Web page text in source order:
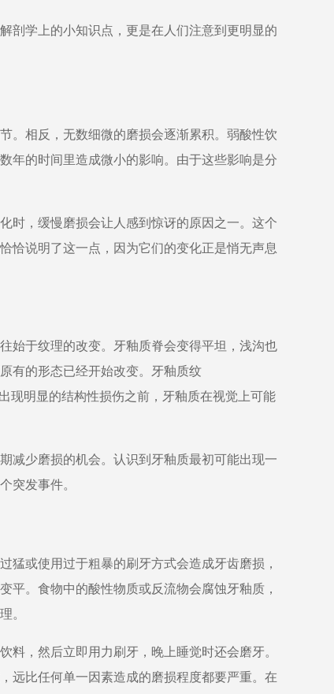
剖学上的小知识点，更是在人们注意到更明显的
。相反，无数细微的磨损会逐渐累积。弱酸性饮
年的时间里造成微小的影响。由于这些影响是分
时，缓慢磨损会让人感到惊讶的原因之一。这个
恰说明了这一点，因为它们的变化正是悄无声息
始于纹理的改变。牙釉质脊会变得平坦，浅沟也
有的形态已经开始改变。牙釉质纹
现明显的结构性损伤之前，牙釉质在视觉上可能
减少磨损的机会。认识到牙釉质最初可能出现一
突发事件。
猛或使用过于粗暴的刷牙方式会造成牙齿磨损，
平。食物中的酸性物质或反流物会腐蚀牙釉质，
。
料，然后立即用力刷牙，晚上睡觉时还会磨牙。
远比任何单一因素造成的磨损程度都要严重。在